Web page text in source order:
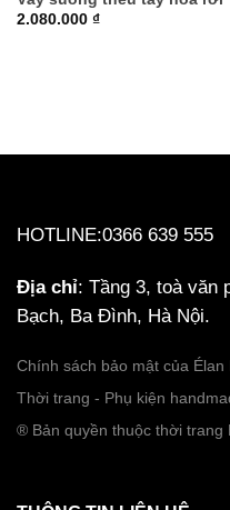
2.080.000 ₫
HOTLINE:0366 639 555
Địa chỉ: Tầng 3, toà văn
Bạch, Ba Đình, Hà Nội.
Chính sách bảo mật của Élan
Thời trang - Phụ kiện
® Bản quyền thuộc thời trang